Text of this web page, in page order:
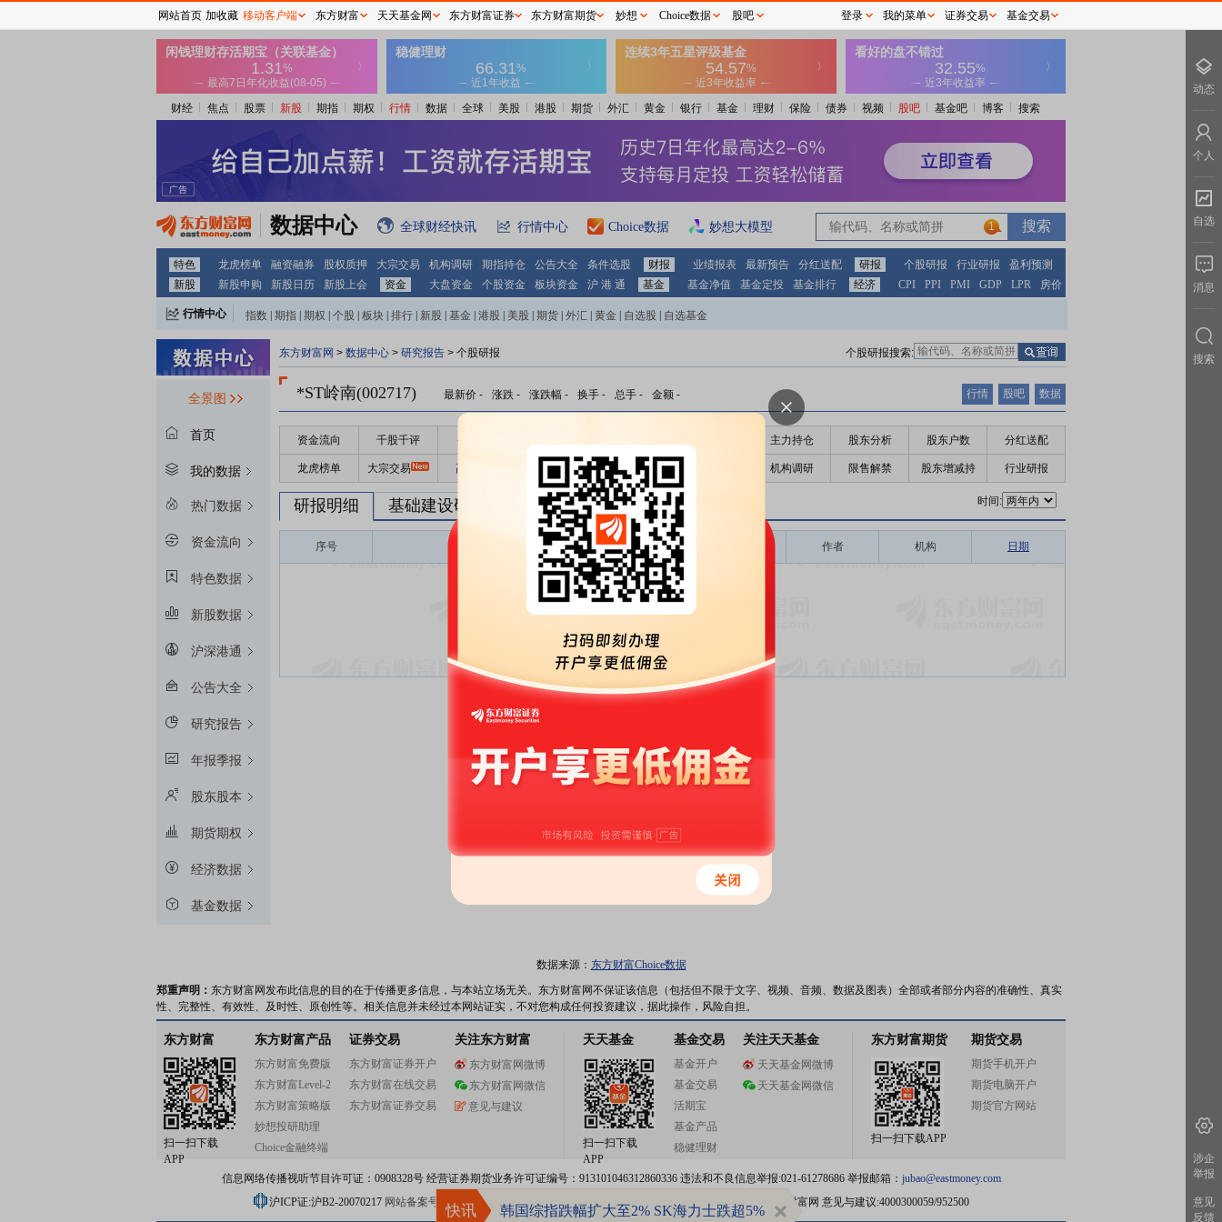
财经 焦点 股票 新股 期指 期权 行情 数据 全球 美股 港股 期货 外汇 黄金 银行 基金 理财 保险 债券 视频 股吧 基金吧 博客 搜索
数据中心 全球财经快讯 行情中心 Choice数据 妙想大模型 1
特色 龙虎榜单 融资融券 股权质押 大宗交易 机构调研 期指持仓 公告大全 条件选股 财报 业绩报表 最新预告 分红送配 研报 个股研报 行业研报
盈利预测
新股
新股申购 新股日历 新股上会 资金 大盘资金 个股资金 板块资金 沪 港 通 基金 基金净值 基金定投 基金排行 经济 CPI PPI PMI GDP LPR 房价
行情中心 指数 期指 期权 个股 板块 排行 新股 基金 港股 美股 期货 外汇 黄金 自选股 自选基金
全景图
首页
我的数据
热门数据
资金流向
特色数据
新股数据
沪深港通
公告大全
研究报告
年报季报
股东股本
期货期权
经济数据
基金数据
东方财富网 > 数据中心 > 研究报告 > 个股研报 个股研报搜索:
*ST岭南(002717) 最新价 - 涨跌 - 涨跌幅 - 换手 - 总手 - 金额 - 行情 股吧 数据
资金流向 千股千评 公告 主力持仓 股东分析 股东户数 分红送配
龙虎榜单 大宗交易 高管持股 股东大会 个股研报 机构调研 限售解禁 股东增减持 行业研报
时间:
研报明细 基础建设研报 基础建设盈利预测
序号
东财
评级
作者 机构 日期
数据来源： 东方财富Choice数据
郑重声明： 东方财富网发布此信息的目的在于传播更多信息，与本站立场无关。东方财富网不保证该信息（包括但不限于文字、视频、音频、数据及图表）全部或者部分内容的准确性、真实
性、完整性、有效性、及时性、原创性等。相关信息并未经过本网站证实，不对您构成任何投资建议，据此操作，风险自担。
东方财富
扫一扫下载
APP
东方财富产品
东方财富免费版
东方财富Level-2
东方财富策略版
妙想投研助理
Choice金融终端
证券交易
东方财富证券开户
东方财富在线交易
东方财富证券交易
关注东方财富
东方财富网微博
东方财富网微信
意见与建议
天天基金
扫一扫下载
APP
基金交易
基金开户
基金交易
活期宝
基金产品
稳健理财
关注天天基金
天天基金网微博
天天基金网微信
东方财富期货
扫一扫下载APP
期货交易
期货手机开户
期货电脑开户
期货官方网站
信息网络传播视听节目许可证：0908328号 经营证券期货业务许可证编号：913101046312860336 违法和不良信息举报:021-61278686 举报邮箱： jubao@eastmoney.com
沪ICP证:沪B2-20070217 网站备案号:沪ICP备05006054号-11 沪公网安备 31010402000120号 版权所有:东方财富网 意见与建议:4000300059/952500
网站首页 加收藏 移动客户端 东方财富 天天基金网 东方财富证券 东方财富期货 妙想 Choice数据 股吧 登录 我的菜单 证券交易 基金交易
动态
个人
自选
消息
搜索
涉企
举报
意见
反馈
快讯 韩国综指跌幅扩大至2% SK海力士跌超5%